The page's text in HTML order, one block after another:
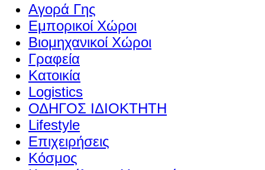
Αγορά Γης
Εμπορικοί Χώροι
Βιομηχανικοί Χώροι
Γραφεία
Κατοικία
Logistics
ΟΔΗΓΟΣ ΙΔΙΟΚΤΗΤΗ
Lifestyle
Επιχειρήσεις
Κόσμος